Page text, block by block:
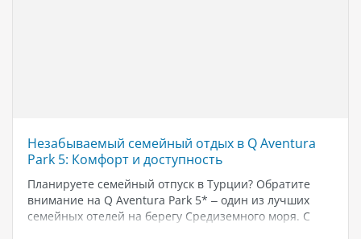
Незабываемый семейный отдых в Q Aventura
Park 5: Комфорт и доступность
Планируете семейный отпуск в Турции? Обратите
внимание на Q Aventura Park 5* – один из лучших
семейных отелей на берегу Средиземного моря. С